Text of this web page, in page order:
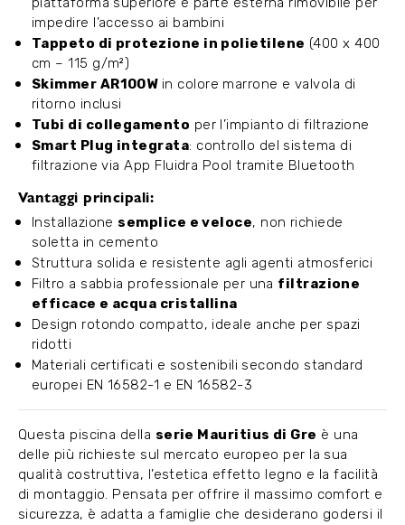
impedire l’accesso ai bambini
Tappeto di protezione in polietilene (400 x 400
cm – 115 g/m²)
Skimmer AR100Win colore marrone e valvola di
ritorno inclusi
Tubi di collegamento per l’impianto di filtrazione
Smart Plug integrata: controllo del sistema di
filtrazione via App Fluidra Pool tramite Bluetooth
Vantaggi principali:
Installazione semplice e veloce, non richiede
soletta in cemento
Struttura solida e resistente agli agenti atmosferici
Filtro a sabbia professionale per una filtrazione
efficace e acqua cristallina
Design rotondo compatto, ideale anche per spazi
ridotti
Materiali certificati e sostenibili secondo standard
europei EN 16582-1 e EN 16582-3
Questa piscina della serie Mauritius di Gre è una
delle più richieste sul mercato europeo per la sua
qualità costruttiva, l’estetica effetto legno e la facilità
di montaggio. Pensata per offrire il massimo comfort e
sicurezza, è adatta a famiglie che desiderano godersi il